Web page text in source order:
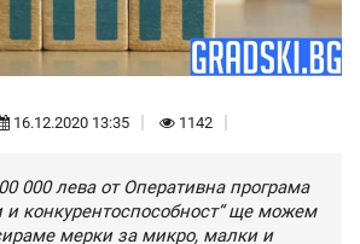
16.12.2020 13:35 1142
000 лева от Оперативна програма
и конкурентоспособност“ ще можем
мерки за микро, малки и